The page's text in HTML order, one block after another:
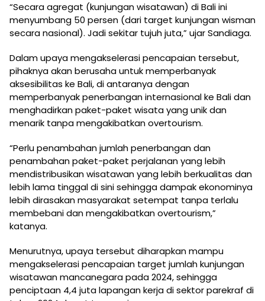
“Secara agregat (kunjungan wisatawan) di Bali ini
menyumbang 50 persen (dari target kunjungan wisman
secara nasional). Jadi sekitar tujuh juta,” ujar Sandiaga.
Dalam upaya mengakselerasi pencapaian tersebut,
pihaknya akan berusaha untuk memperbanyak
aksesibilitas ke Bali, di antaranya dengan
memperbanyak penerbangan internasional ke Bali dan
menghadirkan paket-paket wisata yang unik dan
menarik tanpa mengakibatkan overtourism.
“Perlu penambahan jumlah penerbangan dan
penambahan paket-paket perjalanan yang lebih
mendistribusikan wisatawan yang lebih berkualitas dan
lebih lama tinggal di sini sehingga dampak ekonominya
lebih dirasakan masyarakat setempat tanpa terlalu
membebani dan mengakibatkan overtourism,”
katanya.
Menurutnya, upaya tersebut diharapkan mampu
mengakselerasi pencapaian target jumlah kunjungan
wisatawan mancanegara pada 2024, sehingga
penciptaan 4,4 juta lapangan kerja di sektor parekraf di